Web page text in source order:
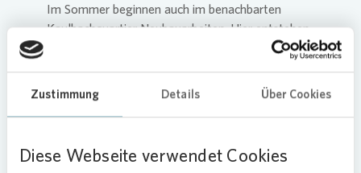
Zustimmung Details Über Cookies
Diese Webseite verwendet Cookies
Im Sommer beginnen auch im benachbarten
Kaulbachquartier Neubauarbeiten. Hier entstehen
die Mehrfamilienhäuser Holbeinstraße 2a und 6a
folgt der Baustart auch für das neue
Quartiershaus in der Kaulbachstraße 2a.
alle